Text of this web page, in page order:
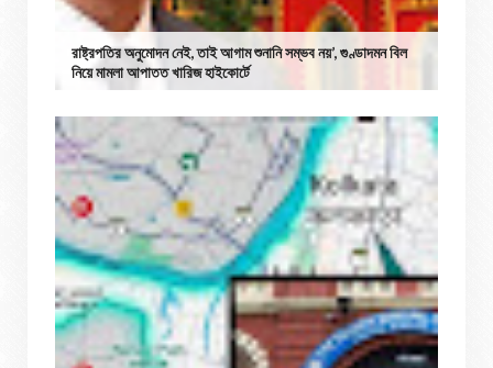
রাষ্ট্রপতির অনুমোদন নেই, তাই আগাম শুনানি সম্ভব নয়’, গুণ্ডাদমন বিল
নিয়ে মামলা আপাতত খারিজ হাইকোর্টে